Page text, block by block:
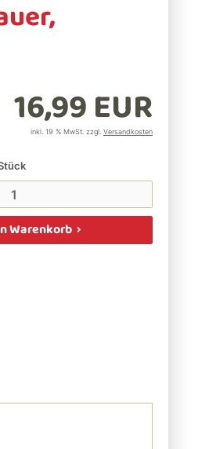
16,99 EUR
inkl. 19 % MwSt. zzgl. Versandkosten
Warenkorb